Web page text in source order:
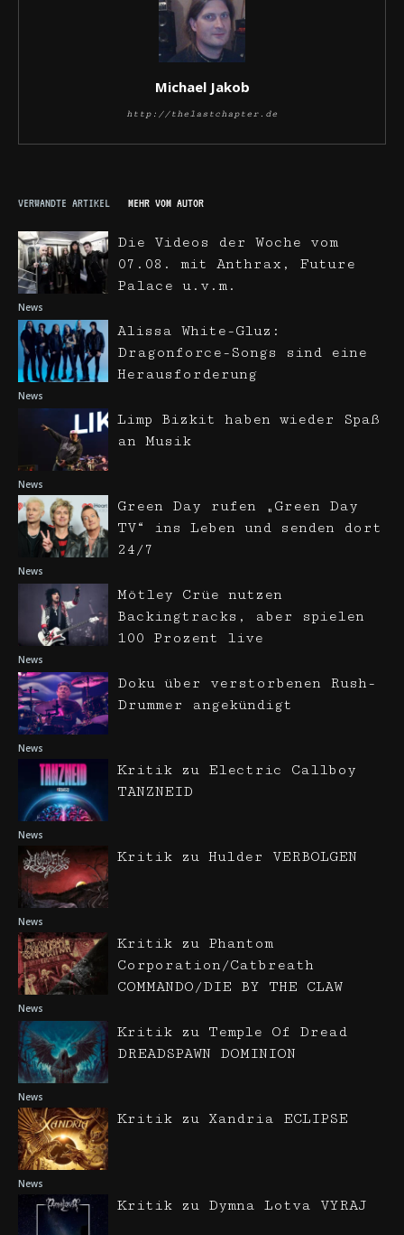
Michael Jakob
http://thelastchapter.de
VERWANDTE ARTIKEL MEHR VOM AUTOR
News
Die Videos der Woche vom
07.08. mit Anthrax, Future
Palace u.v.m.
News
Alissa White-Gluz:
Dragonforce-Songs sind eine
Herausforderung
News
Limp Bizkit haben wieder Spaß
an Musik
News
Green Day rufen „Green Day
TV“ ins Leben und senden dort
24/7
News
Mötley Crüe nutzen
Backingtracks, aber spielen
100 Prozent live
News
Doku über verstorbenen Rush-
Drummer angekündigt
News
Kritik zu Electric Callboy
TANZNEID
News
Kritik zu Hulder VERBOLGEN
News
Kritik zu Phantom
Corporation/Catbreath
COMMANDO/DIE BY THE CLAW
News
Kritik zu Temple Of Dread
DREADSPAWN DOMINION
News
Kritik zu Xandria ECLIPSE
Kritik zu Dymna Lotva VYRAJ